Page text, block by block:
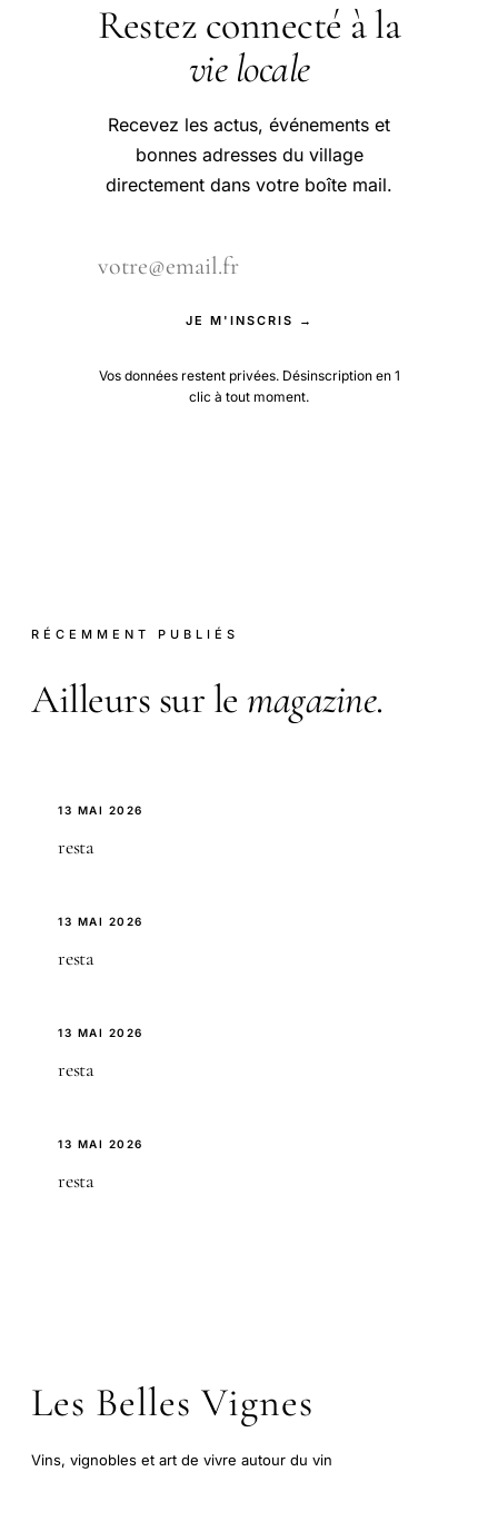
Restez connecté à la
vie locale
Recevez les actus, événements et
bonnes adresses du village
directement dans votre boîte mail.
JE M'INSCRIS →
Vos données restent privées. Désinscription en 1
clic à tout moment.
RÉCEMMENT PUBLIÉS
Ailleurs sur le magazine.
13 MAI 2026
resta
13 MAI 2026
resta
13 MAI 2026
resta
13 MAI 2026
resta
Les Belles Vignes
Vins, vignobles et art de vivre autour du vin